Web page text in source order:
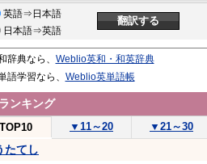
英語⇒日本語
日本語⇒英語
辞典なら、 Weblio英和・和英辞典
語学習なら、 Weblio英単語帳
ンキング
TOP10 ▼ 11～20 ▼ 21～30
たてし